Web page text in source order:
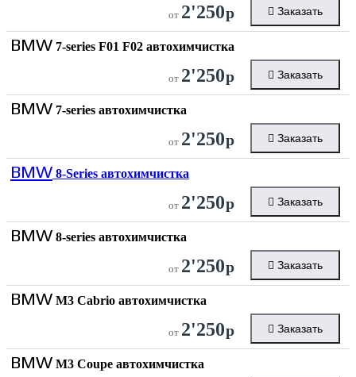
от 2'250р Заказать
BMW 7-series F01 F02 автохимчистка
от 2'250р Заказать
BMW 7-series автохимчистка
от 2'250р Заказать
BMW 8-Series автохимчистка
от 2'250р Заказать
BMW 8-series автохимчистка
от 2'250р Заказать
BMW M3 Cabrio автохимчистка
от 2'250р Заказать
BMW M3 Coupe автохимчистка